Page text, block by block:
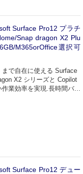
Surface Pro12 プラチ
Snap dragon X2 Plu
M365orOffice選択可
で自在に使える Surface
X2 シリーズと Copilot
業効率を実現.長時間バッ
。
Surface Pro12 デュー